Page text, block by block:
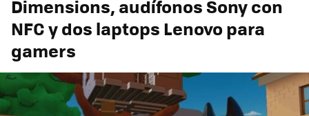
Dimensions, audífonos Sony con
NFC y dos laptops Lenovo para
gamers